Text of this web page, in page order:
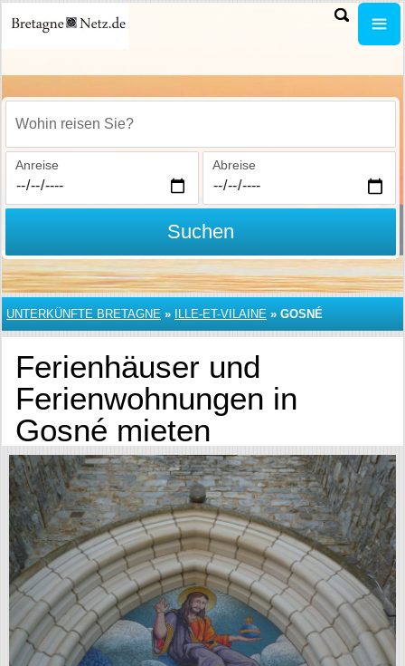
Wohin reisen Sie?
Anreise Abreise
Suchen
UNTERKÜNFTE BRETAGNE » ILLE-ET-VILAINE » GOSNÉ
Ferienhäuser und
Ferienwohnungen in
Gosné mieten